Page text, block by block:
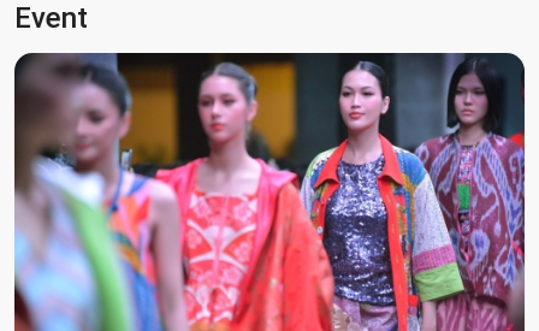
Event